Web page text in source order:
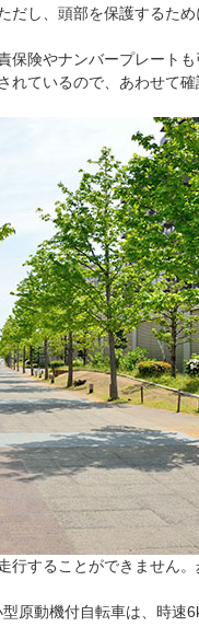
し、頭部を保護するた
保険やナンバープレート
ているので、あわせて確
することができません
原動機付自転車は、時